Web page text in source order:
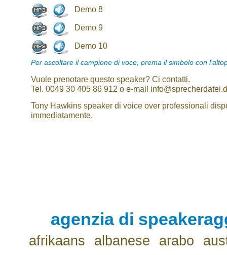
Demo 8
Demo 9
Demo 10
Per ascoltare il campione di voce, prema il simbolo con
Vuole prenotare questo speaker? Ci contatti.
Tel. 0049 30 405 86 912 o e-mail
Tony Hawkins speaker di voice over professionali
immediatamente.
agenzia di
afrikaans albanese arabo